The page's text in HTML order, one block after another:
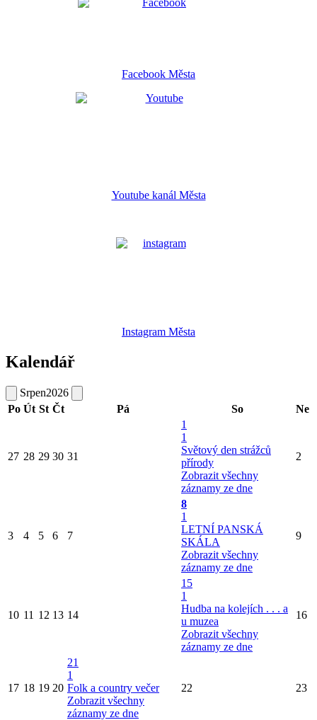
Facebook Města
Youtube kanál Města
Instagram Města
Kalendář
Srpen2026
Po Út St Čt Pá So Ne
27 28 29 30 31
1
1
Světový den strážců
přírody
Zobrazit všechny
záznamy ze dne
2
3 4 5 6 7
8
1
LETNÍ PANSKÁ
SKÁLA
Zobrazit všechny
záznamy ze dne
9
10 11 12 13 14
15
1
Hudba na kolejích . . . a
u muzea
Zobrazit všechny
záznamy ze dne
16
17 18 19 20
21
1
Folk a country večer
Zobrazit všechny
záznamy ze dne
22 23